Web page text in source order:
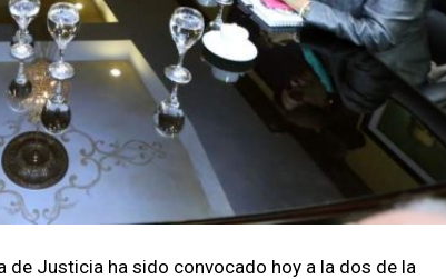
de Justicia ha sido convocado hoy a la dos de la